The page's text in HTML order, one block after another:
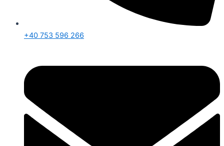
+40 753 596 266